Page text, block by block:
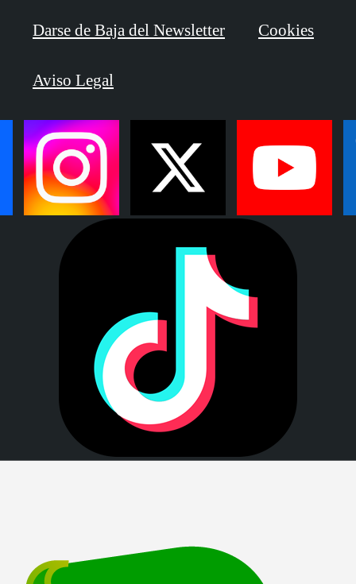
Darse de Baja del Newsletter Cookies
Aviso Legal